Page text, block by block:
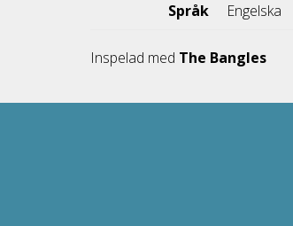
Språk
Engelska
Inspelad med The Bangles